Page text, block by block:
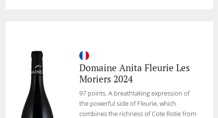
Domaine Anita Fleurie Les
Moriers 2024
97 points. A breathtaking expression of
the powerful side of Fleurie, which
combines the richness of Cote Rotie from